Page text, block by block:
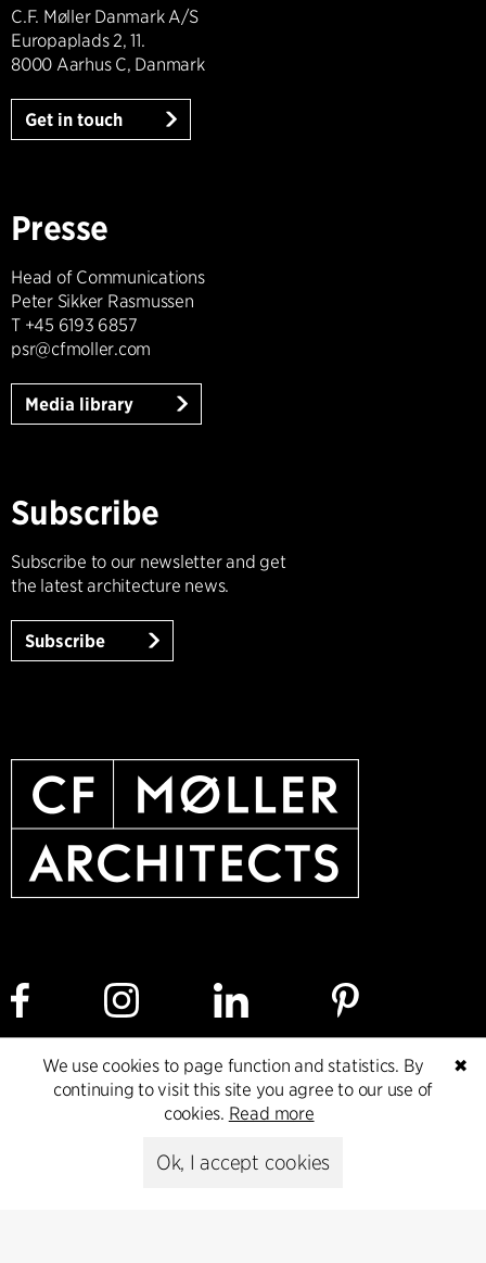
C.F. Møller Danmark A/S
Europaplads 2, 11.
8000 Aarhus C, Danmark
Get in touch
Presse
Head of Communications
Peter Sikker Rasmussen
T +45 6193 6857
psr@cfmoller.com
Media library
Subscribe
Subscribe to our newsletter and get
the latest architecture news.
Subscribe
Cookie policy Data ethics policy
Privacy policy
✖
We use cookies to page function and statistics. By
continuing to visit this site you agree to our use of
cookies. Read more
Ok, I accept cookies